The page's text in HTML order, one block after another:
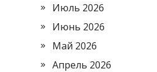
Июль 2026
Июнь 2026
Май 2026
Апрель 2026